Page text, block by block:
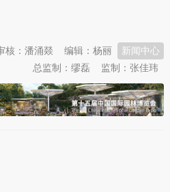
新闻中心
编辑：杨丽
核：潘涌燚
监制：张佳玮
总监制：缪磊